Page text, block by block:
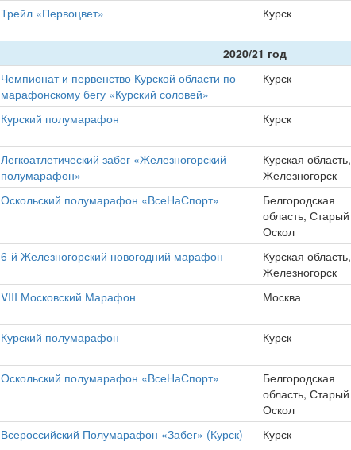
Трейл «Первоцвет» Курск
2020/21 год
Чемпионат и первенство Курской области по
марафонскому бегу «Курский соловей»
Курск
Курский полумарафон Курск
Легкоатлетический забег «Железногорский
полумарафон»
Курская область,
Железногорск
Оскольский полумарафон «ВсеНаСпорт»
Белгородская
область, Старый
Оскол
6-й Железногорский новогодний марафон
Курская область,
Железногорск
VIII Московский Марафон Москва
Курский полумарафон Курск
Оскольский полумарафон «ВсеНаСпорт»
Белгородская
область, Старый
Оскол
Всероссийский Полумарафон «Забег» (Курск) Курск